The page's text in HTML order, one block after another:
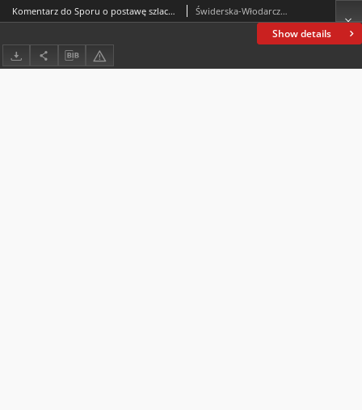
Show details
Komentarz do Sporu o postawę szlachty polskiej wobec króla i państwa, autorstwa Przemysław P. Szpaczyńskiego, zamieszczonego w „Almanachu Historycznym” 2019, t. 21, s. 321–354 Świderska-Włodarczyk, Urszula